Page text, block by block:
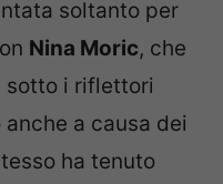
soltanto per
Nina Moric, che
sotto i riflettori
a causa dei
ha tenuto